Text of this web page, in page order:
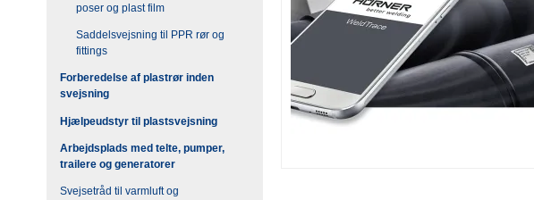
poser og plast film
Saddelsvejsning til PPR rør og
fittings
Forberedelse af plastrør inden
svejsning
Hjælpeudstyr til plastsvejsning
Arbejdsplads med telte, pumper,
trailere og generatorer
Svejsetråd til varmluft og